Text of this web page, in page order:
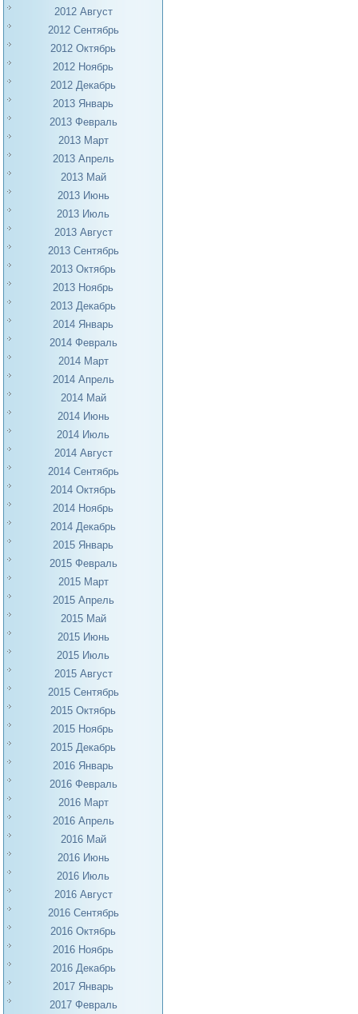
2012 Август
2012 Сентябрь
2012 Октябрь
2012 Ноябрь
2012 Декабрь
2013 Январь
2013 Февраль
2013 Март
2013 Апрель
2013 Май
2013 Июнь
2013 Июль
2013 Август
2013 Сентябрь
2013 Октябрь
2013 Ноябрь
2013 Декабрь
2014 Январь
2014 Февраль
2014 Март
2014 Апрель
2014 Май
2014 Июнь
2014 Июль
2014 Август
2014 Сентябрь
2014 Октябрь
2014 Ноябрь
2014 Декабрь
2015 Январь
2015 Февраль
2015 Март
2015 Апрель
2015 Май
2015 Июнь
2015 Июль
2015 Август
2015 Сентябрь
2015 Октябрь
2015 Ноябрь
2015 Декабрь
2016 Январь
2016 Февраль
2016 Март
2016 Апрель
2016 Май
2016 Июнь
2016 Июль
2016 Август
2016 Сентябрь
2016 Октябрь
2016 Ноябрь
2016 Декабрь
2017 Январь
2017 Февраль